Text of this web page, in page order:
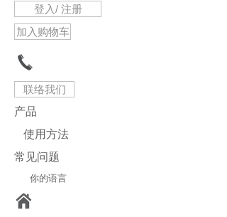
登入/ 注册
加入购物车
联络我们
产品
使用方法
常见问题
你的语言​